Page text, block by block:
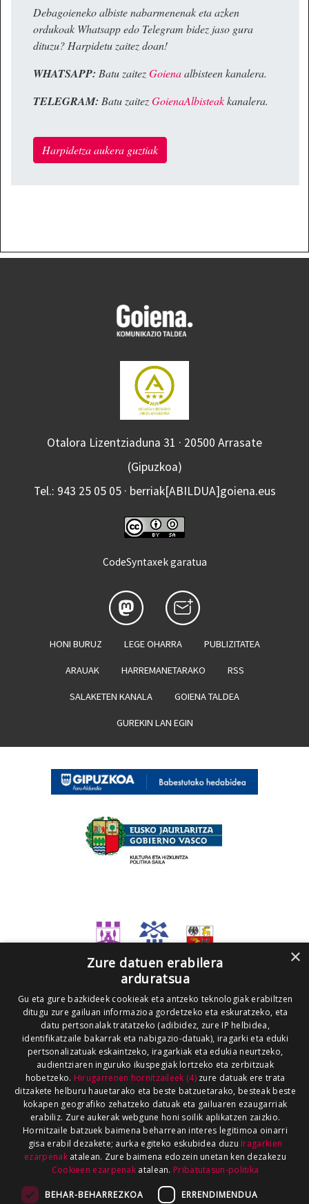
Debagoieneko albiste nabarmenenak eta azken
ordukoak Whatsapp edo Telegram bidez jaso gura
dituzu? Harpidetu zaitez doan!
WHATSAPP: Batu zaitezGoienaalbisteen kanalera.
TELEGRAM: Batu zaitezGoienaAlbisteakkanalera.
Harpidetza aukera guztiak
Otalora Lizentziaduna 31 · 20500 Arrasate
(Gipuzkoa)
Tel.: 943 25 05 05 · berriak[ABILDUA]goiena.eus
CodeSyntaxek garatua
HONI BURUZ LEGE OHARRA PUBLIZITATEA
ARAUAK HARREMANETARAKO RSS
SALAKETEN KANALA GOIENA TALDEA
GUREKIN LAN EGIN
×
Zure datuen erabilera
arduratsua
Gu eta gure bazkideek cookieak eta antzeko teknologiak erabiltzen
ditugu zure gailuan informazioa gordetzeko eta eskuratzeko, eta
datu pertsonalak tratatzeko (adibidez, zure IP helbidea,
identifikatzaile bakarrak eta nabigazio-datuak), iragarki eta eduki
pertsonalizatuak eskaintzeko, iragarkiak eta edukia neurtzeko,
audientziaren inguruko ikuspegiak lortzeko eta zerbitzuak
hobetzeko. Hirugarrenen hornitzaileek (4)zure datuak ere trata
ditzakete helburu hauetarako eta beste batzuetarako, besteak beste
kokapen geografiko zehatzeko datuak eta gailuaren ezaugarriak
erabiliz. Zure aukerak webgune honi soilik aplikatzen zaizkio.
Hornitzaile batzuek baimena beharrean interes legitimoa oinarri
gisa erabil dezakete; aurka egiteko eskubidea duzu Iragarkien
ezarpenakatalean. Zure baimena edozein unetan ken dezakezu
Cookieen ezarpenak atalean. Pribatutasun-politika
BEHAR-BEHARREZKOA ERRENDIMENDUA